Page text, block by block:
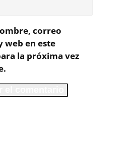
correo
web en este
la próxima vez